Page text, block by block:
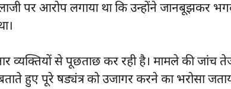
पर आरोप लगाया था कि उन्होंने जानबूझकर
व्यक्तियों से पूछताछ कर रही है। मामले की जांच
हुए पूरे षड्यंत्र को उजागर करने का भरोसा